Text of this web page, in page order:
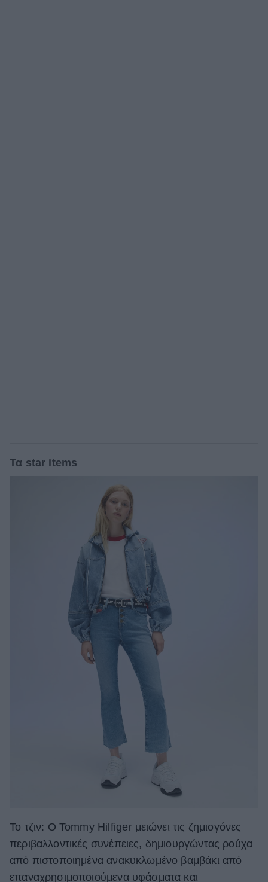
Τα star items
To τζιν: O Tommy Hilfiger μειώνει τις ζημιογόνες
περιβαλλοντικές συνέπειες, δημιουργώντας ρούχα
από πιστοποιημένα ανακυκλωμένο βαμβάκι από
επαναχρησιμοποιούμενα υφάσματα και